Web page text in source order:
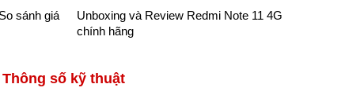
sánh giá
Unboxing và Review Redmi Note 11 4G
chính hãng
Thông số kỹ thuật